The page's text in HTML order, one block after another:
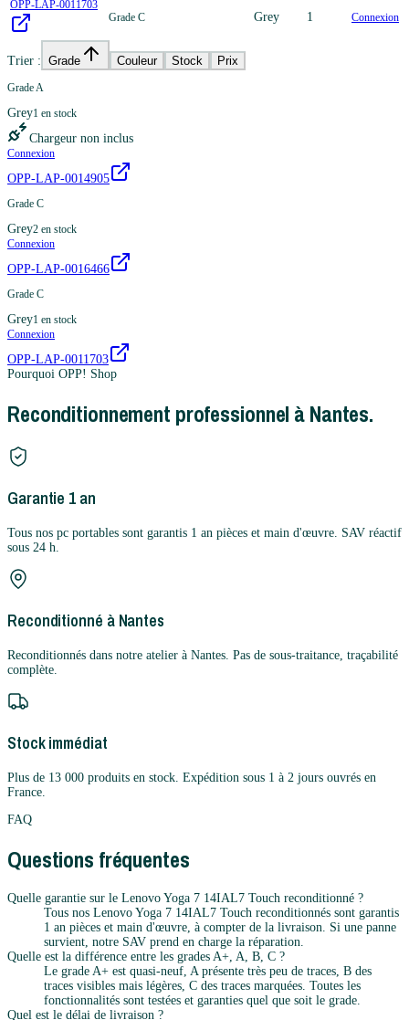
OPP-LAP-0011703
Grade C
Grey 1 Connexion
Trier : Grade Couleur Stock Prix
Grade A
Grey1 en stock
Chargeur non inclus
Connexion
OPP-LAP-0014905
Grade C
Grey2 en stock
Connexion
OPP-LAP-0016466
Grade C
Grey1 en stock
Connexion
OPP-LAP-0011703
Pourquoi OPP! Shop
Reconditionnement professionnel à Nantes.
Garantie 1 an
Tous nos pc portables sont garantis 1 an pièces et main d'œuvre. SAV réactif
sous 24 h.
Reconditionné à Nantes
Reconditionnés dans notre atelier à Nantes. Pas de sous-traitance, traçabilité
complète.
Stock immédiat
Plus de 13 000 produits en stock. Expédition sous 1 à 2 jours ouvrés en
France.
FAQ
Questions fréquentes
Quelle garantie sur le Lenovo Yoga 7 14IAL7 Touch reconditionné ?
Tous nos Lenovo Yoga 7 14IAL7 Touch reconditionnés sont garantis
1 an pièces et main d'œuvre, à compter de la livraison. Si une panne
survient, notre SAV prend en charge la réparation.
Quelle est la différence entre les grades A+, A, B, C ?
Le grade A+ est quasi-neuf, A présente très peu de traces, B des
traces visibles mais légères, C des traces marquées. Toutes les
fonctionnalités sont testées et garanties quel que soit le grade.
Quel est le délai de livraison ?